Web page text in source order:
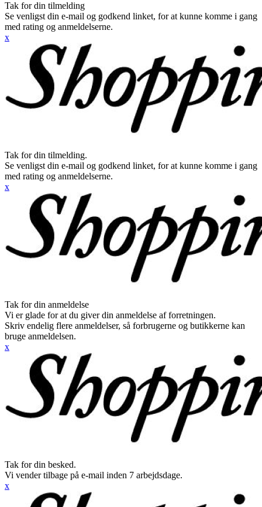
Tak for din tilmelding
Se venligst din e-mail og godkend linket, for at kunne komme i gang
med rating og anmeldelserne.
x
Tak for din tilmelding.
Se venligst din e-mail og godkend linket, for at kunne komme i gang
med rating og anmeldelserne.
x
Tak for din anmeldelse
Vi er glade for at du giver din anmeldelse af forretningen.
Skriv endelig flere anmeldelser, så forbrugerne og butikkerne kan
bruge anmeldelsen.
x
Tak for din besked.
Vi vender tilbage på e-mail inden 7 arbejdsdage.
x